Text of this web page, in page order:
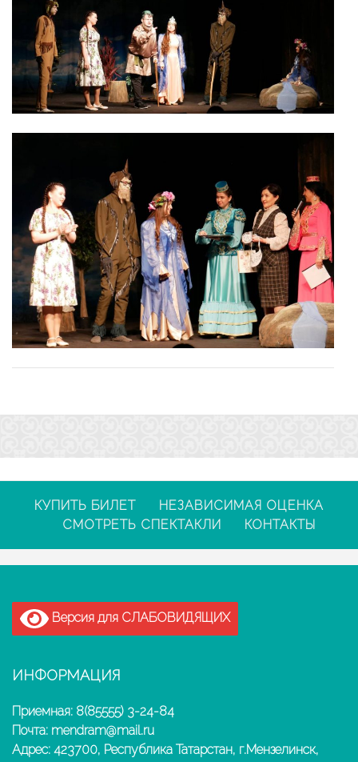
КУПИТЬ БИЛЕТ
НЕЗАВИСИМАЯ ОЦЕНКА
СМОТРЕТЬ СПЕКТАКЛИ
КОНТАКТЫ
Версия для СЛАБОВИДЯЩИХ
ИНФОРМАЦИЯ
Приемная: 8(85555) 3-24-84
Почта: mendram@mail.ru
Адрес: 423700, Республика Татарстан, г.Мензелинск,